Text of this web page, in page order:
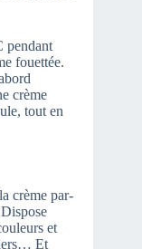
pendant
fouettée.
crème
tout en
crème par-
et
Et